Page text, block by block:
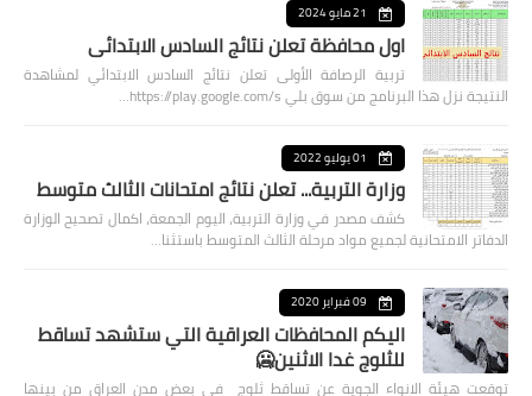
21 مايو 2024
اول محافظة تعلن نتائج السادس الابتدائي
تربية الرصافة الأولى تعلن نتائج السادس الابتدائي لمشاهدة
النتيجة نزل هذا البرنامج من سوق بلي https://play.google.com/s…
01 يوليو 2022
وزارة التربية... تعلن نتائج امتحانات الثالث متوسط
كشف مصدر في وزارة التربية، اليوم الجمعة، اكمال تصحيح الوزارة
الدفاتر الامتحانية لجميع مواد مرحلة الثالث المتوسط باستثنا…
09 فبراير 2020
اليكم المحافظات العراقية التي ستشهد تساقط
للثلوج غدا الاثنين🥶
توقعت هيئة الانواء الجوية عن تساقط ثلوج في بعض مدن العراق من بينها